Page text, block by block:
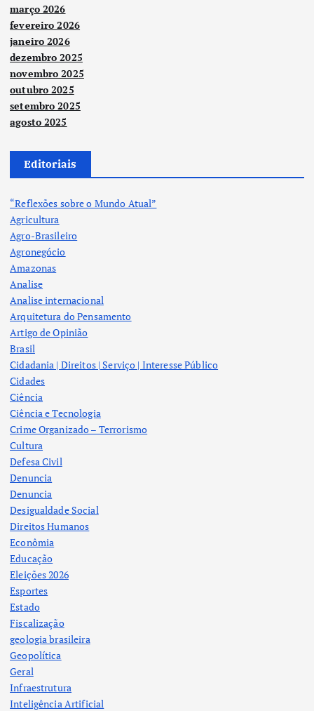
março 2026
fevereiro 2026
janeiro 2026
dezembro 2025
novembro 2025
outubro 2025
setembro 2025
agosto 2025
Editoriais
“Reflexões sobre o Mundo Atual”
Agricultura
Agro-Brasileiro
Agronegócio
Amazonas
Analise
Analise internacional
Arquitetura do Pensamento
Artigo de Opinião
Brasil
Cidadania | Direitos | Serviço | Interesse Público
Cidades
Ciência
Ciência e Tecnologia
Crime Organizado – Terrorismo
Cultura
Defesa Civil
Denuncia
Denuncia
Desigualdade Social
Direitos Humanos
Econômia
Educação
Eleições 2026
Esportes
Estado
Fiscalização
geologia brasileira
Geopolítica
Geral
Infraestrutura
Inteligência Artificial